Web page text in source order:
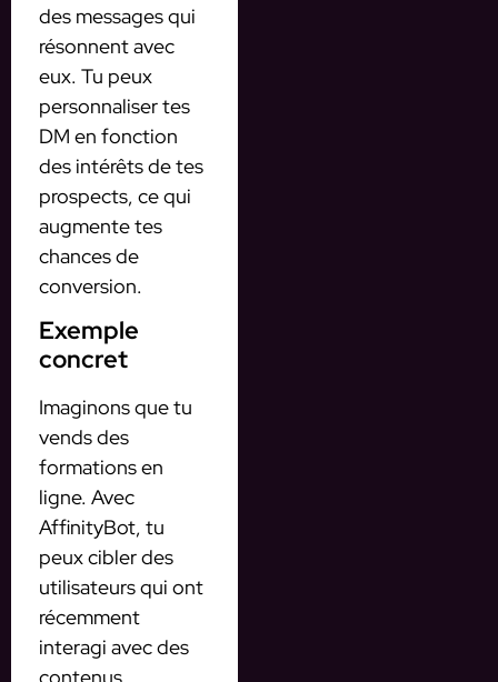
des messages qui
résonnent avec
eux. Tu peux
personnaliser tes
DM en fonction
des intérêts de tes
prospects, ce qui
augmente tes
chances de
conversion.
Exemple
concret
Imaginons que tu
vends des
formations en
ligne. Avec
AffinityBot, tu
peux cibler des
utilisateurs qui ont
récemment
interagi avec des